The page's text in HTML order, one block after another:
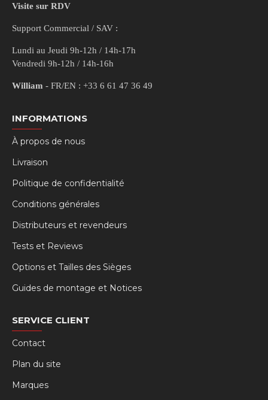
Visite sur RDV
Support Commercial / SAV :
Lundi au Jeudi 9h-12h / 14h-17h
Vendredi 9h-12h / 14h-16h
William - FR/EN : +33 6 61 47 36 49
INFORMATIONS
À propos de nous
Livraison
Politique de confidentialité
Conditions générales
Distributeurs et revendeurs
Tests et Reviews
Options et Tailles des Sièges
Guides de montage et Notices
SERVICE CLIENT
Contact
Plan du site
Marques